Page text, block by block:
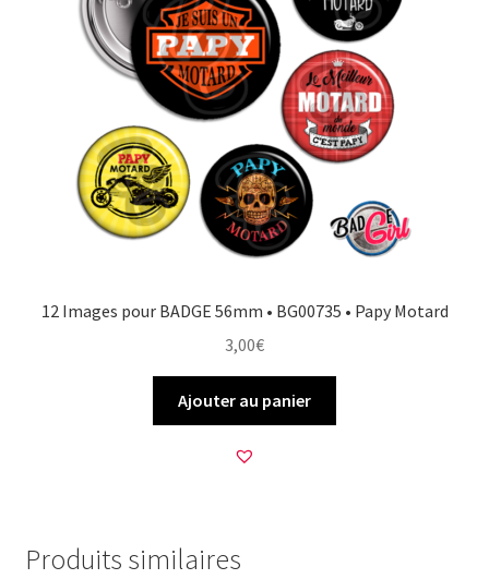
12 Images pour BADGE 56mm • BG00735 • Papy Motard
3,00€
Ajouter au panier
Produits similaires